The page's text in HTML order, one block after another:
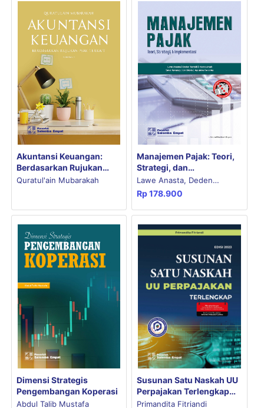
Akuntansi Keuangan:
Berdasarkan Rujukan
PSAK Terkait Volume 1
Quratul'ain Mubarakah
Manajemen Pajak: Teori,
Strategi, dan
Implementasi
Lawe Anasta, Deden
Tarmidi, Harnovinsah
Rp178.900
Dimensi Strategis
Pengembangan Koperasi
Abdul Talib Mustafa
Susunan Satu Naskah UU
Perpajakan Terlengkap
Edisi 2023
Primandita Fitriandi